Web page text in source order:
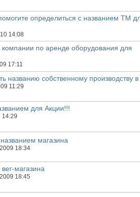
определиться с названием ТМ
14:08
компании по аренде оборудования для
17:11
названию собственному производству
11:29
для Акции!!!
14:29
магазина
18:34
магазина
18:45